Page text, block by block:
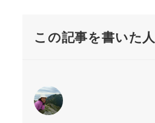
この記事を書いた人